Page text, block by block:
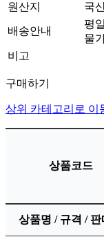
원산지
국
배송안내
평
물
비고
구매하기
상위 카테고리로 이
상품코드
상품명 / 규격 / 판